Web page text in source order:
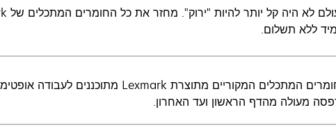
ללא תשלום.
מעולה מהדף הראשון ועד האחרון.